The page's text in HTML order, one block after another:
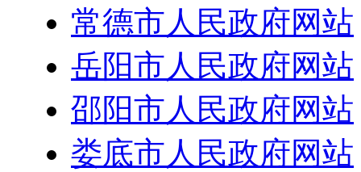
常德市人民政府网站
岳阳市人民政府网站
邵阳市人民政府网站
娄底市人民政府网站